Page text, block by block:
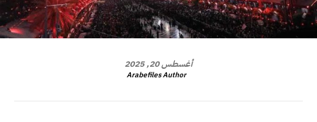
أغسطس 20, 2025
Arabefiles Author